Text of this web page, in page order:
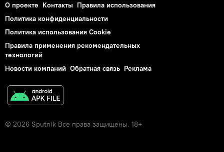
О проекте Контакты Правила использования
Политика конфиденциальности
Политика использования Cookie
Правила применения рекомендательных
технологий
Новости компаний Обратная связь Реклама
© 2026 Sputnik Все права защищены. 18+